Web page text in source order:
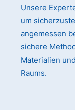
Unsere
um
angemessen
sichere
Materialien
Raums.